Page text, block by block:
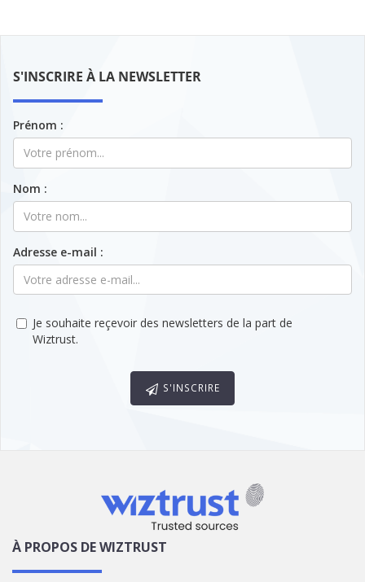
S'INSCRIRE À LA NEWSLETTER
Prénom :
Nom :
Adresse e-mail :
Je souhaite reçevoir des newsletters de la part de
Wiztrust.
S'INSCRIRE
À PROPOS DE WIZTRUST